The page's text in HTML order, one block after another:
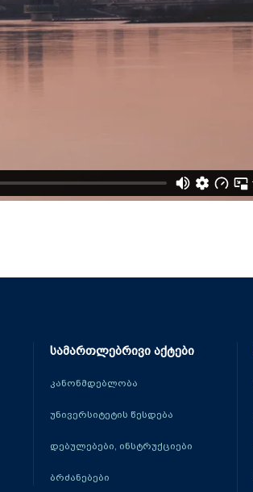
სამართლებრივი აქტები
კანონმდებლობა
უნივერსიტეტის წესდება
დებულებები, ინსტრუქციები
ბრძანებები